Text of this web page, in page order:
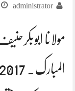
administrator
مولانا
المبارک. 2017-03-10